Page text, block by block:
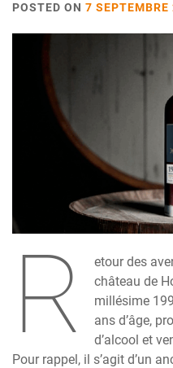
POSTED ON 7 SEPTEMBRE
R etour des
château de
millésime
ans d’âge,
d’alcool et
Pour rappel, il s’agit d’un